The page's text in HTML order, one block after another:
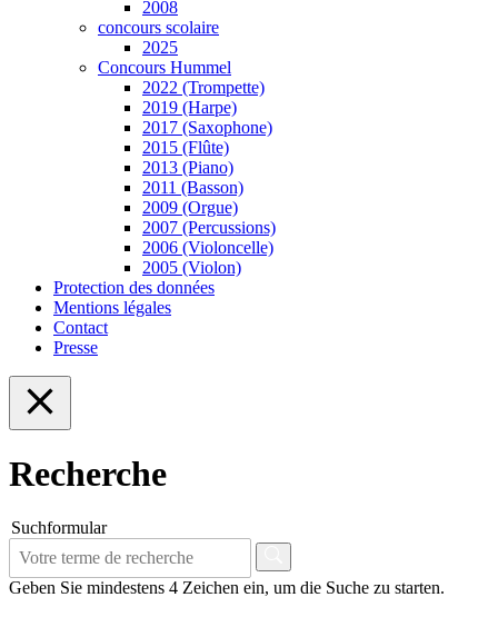
2008
concours scolaire
2025
Concours Hummel
2022 (Trompette)
2019 (Harpe)
2017 (Saxophone)
2015 (Flûte)
2013 (Piano)
2011 (Basson)
2009 (Orgue)
2007 (Percussions)
2006 (Violoncelle)
2005 (Violon)
Protection des données
Mentions légales
Contact
Presse
Recherche
Suchformular
Geben Sie mindestens 4 Zeichen ein, um die Suche zu starten.